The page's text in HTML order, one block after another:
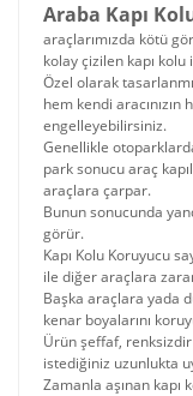
Araba Kapı
araçlarımızda kötü
kolay çizilen kapı
Özel olarak
hem kendi
engelleyebilirsiniz.
Genellikle
park sonucu araç
araçlara çarpar.
Bunun sonucunda
görür.
Kapı Kolu Koruyucu
ile diğer araçlara
Başka araçlara yada
kenar boyalarını
Ürün şeffaf, renksizdir
istediğiniz uzunlukta
Zamanla aşınan kapı